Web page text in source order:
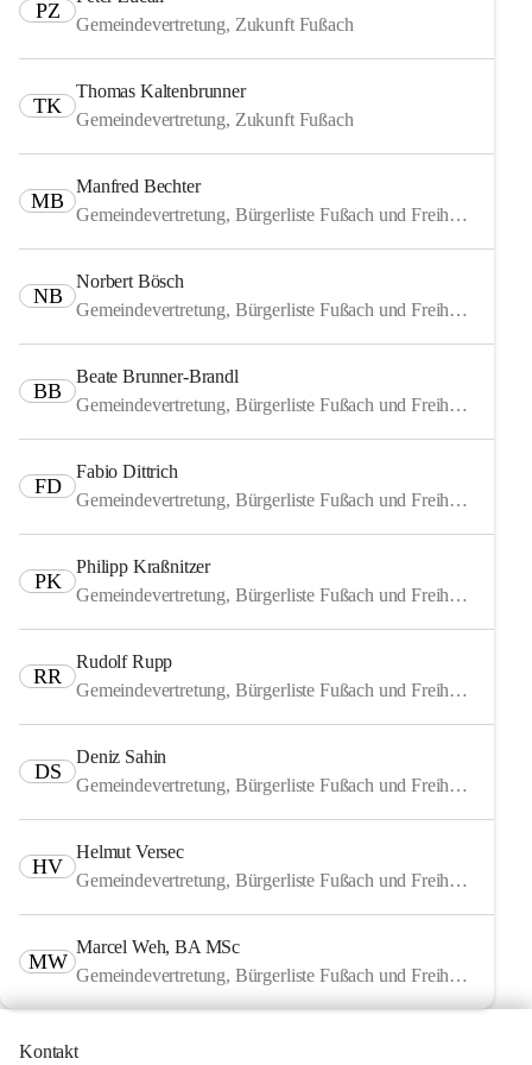
PZ
Gemeindevertretung, Zukunft Fußach
TK
Thomas Kaltenbrunner
Gemeindevertretung, Zukunft Fußach
MB
Manfred Bechter
Gemeindevertretung, Bürgerliste Fußach und Freiheitliche
NB
Norbert Bösch
Gemeindevertretung, Bürgerliste Fußach und Freiheitliche
BB
Beate Brunner-Brandl
Gemeindevertretung, Bürgerliste Fußach und Freiheitliche
FD
Fabio Dittrich
Gemeindevertretung, Bürgerliste Fußach und Freiheitliche
PK
Philipp Kraßnitzer
Gemeindevertretung, Bürgerliste Fußach und Freiheitliche
RR
Rudolf Rupp
Gemeindevertretung, Bürgerliste Fußach und Freiheitliche
DS
Deniz Sahin
Gemeindevertretung, Bürgerliste Fußach und Freiheitliche
HV
Helmut Versec
Gemeindevertretung, Bürgerliste Fußach und Freiheitliche
MW
Marcel Weh, BA MSc
Gemeindevertretung, Bürgerliste Fußach und Freiheitliche
Kontakt